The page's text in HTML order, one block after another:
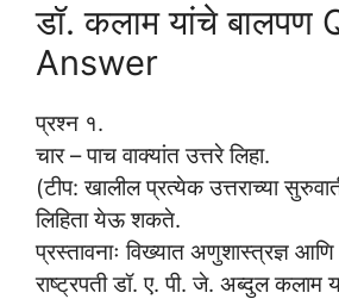
डॉ. कलाम यांचे बालपण
Answer
प्रश्न १.
चार – पाच वाक्यांत उत्तरे लिहा.
(टीप: खालील प्रत्येक उत्तराच्या
लिहिता येऊ शकते.
प्रस्तावनाः विख्यात अणुशास्त्रज्ञ आणि
राष्ट्रपती डॉ. ए. पी. जे. अब्दुल कलाम